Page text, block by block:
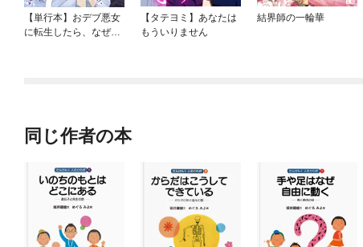
【単行本】おデブ悪女
に転生したら、なぜか
【タテヨミ】あなたは
もういりません
結界師の一輪華
同じ作者の本